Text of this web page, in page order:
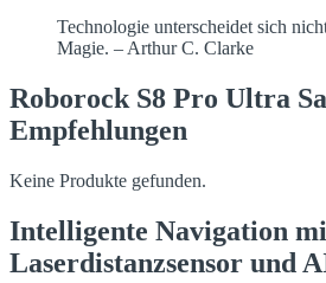
Technologie unterscheidet sich
Magie. – Arthur C. Clarke
Roborock S8 Pro Ultra
Empfehlungen
Keine Produkte gefunden.
Intelligente Navigation
Laserdistanzsensor und